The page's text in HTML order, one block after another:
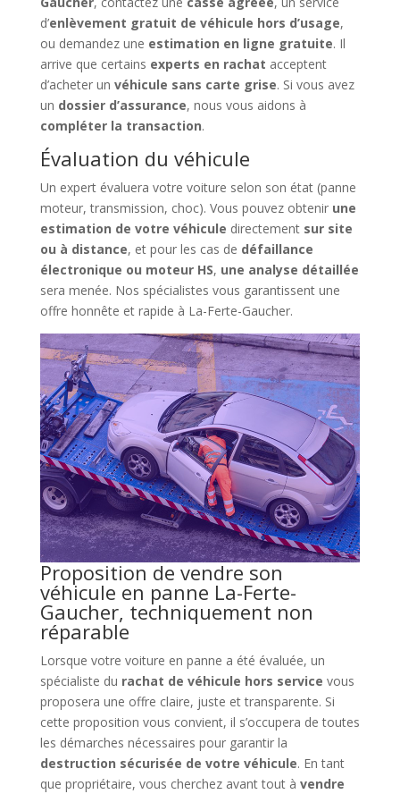
d’enlèvement gratuit de véhicule hors d’usage,
ou demandez une estimation en ligne gratuite. Il
arrive que certains experts en rachat acceptent
d’acheter un véhicule sans carte grise. Si vous avez
un dossier d’assurance, nous vous aidons à
compléter la transaction.
Évaluation du véhicule
Un expert évaluera votre voiture selon son état (panne
moteur, transmission, choc). Vous pouvez obtenir une
estimation de votre véhicule directement sur site
ou à distance, et pour les cas de défaillance
électronique ou moteur HS, une analyse détaillée
sera menée. Nos spécialistes vous garantissent une
offre honnête et rapide à La-Ferte-Gaucher.
Proposition de vendre son
véhicule en panne La-Ferte-
Gaucher, techniquement non
réparable
Lorsque votre voiture en panne a été évaluée, un
spécialiste du rachat de véhicule hors service vous
proposera une offre claire, juste et transparente. Si
cette proposition vous convient, il s’occupera de toutes
les démarches nécessaires pour garantir la
destruction sécurisée de votre véhicule. En tant
que propriétaire, vous cherchez avant tout à vendre